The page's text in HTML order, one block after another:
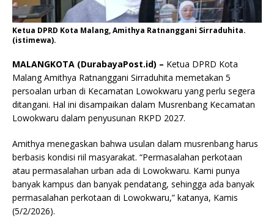
Ketua DPRD Kota Malang, Amithya Ratnanggani Sirraduhita.
(istimewa).
MALANGKOTA (DurabayaPost.id) – Ketua DPRD Kota
Malang Amithya Ratnanggani Sirraduhita memetakan 5
persoalan urban di Kecamatan Lowokwaru yang perlu segera
ditangani. Hal ini disampaikan dalam Musrenbang Kecamatan
Lowokwaru dalam penyusunan RKPD 2027.
Amithya menegaskan bahwa usulan dalam musrenbang harus
berbasis kondisi riil masyarakat. “Permasalahan perkotaan
atau permasalahan urban ada di Lowokwaru. Kami punya
banyak kampus dan banyak pendatang, sehingga ada banyak
permasalahan perkotaan di Lowokwaru,” katanya, Kamis
(5/2/2026).